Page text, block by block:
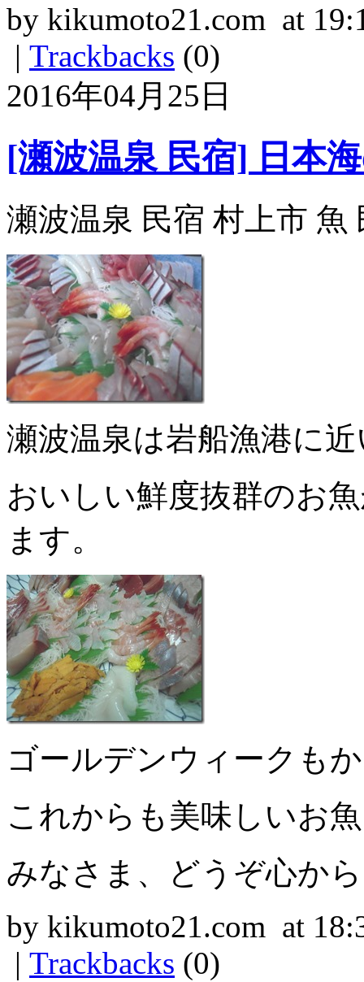
by kikumoto21.com at
| Trackbacks (0)
2016年04月25日
[瀬波温泉 民宿] 日本
瀬波温泉 民宿 村上市 魚
瀬波温泉は岩船漁港に
おいしい鮮度抜群のお
ます。
ゴールデンウィークも
これからも美味しいお
みなさま、どうぞ心か
by kikumoto21.com at
| Trackbacks (0)